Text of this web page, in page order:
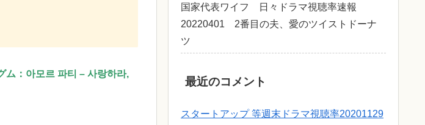
ム：아모르 파티 – 사랑하라,
国家代表ワイフ 日々ドラマ視聴率速報
20220401 2番目の夫、愛のツイストドーナ
ツ
最近のコメント
スタートアップ 等週末ドラマ視聴率20201129